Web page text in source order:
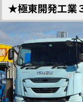
トレーラー
バス
★極東開発工業